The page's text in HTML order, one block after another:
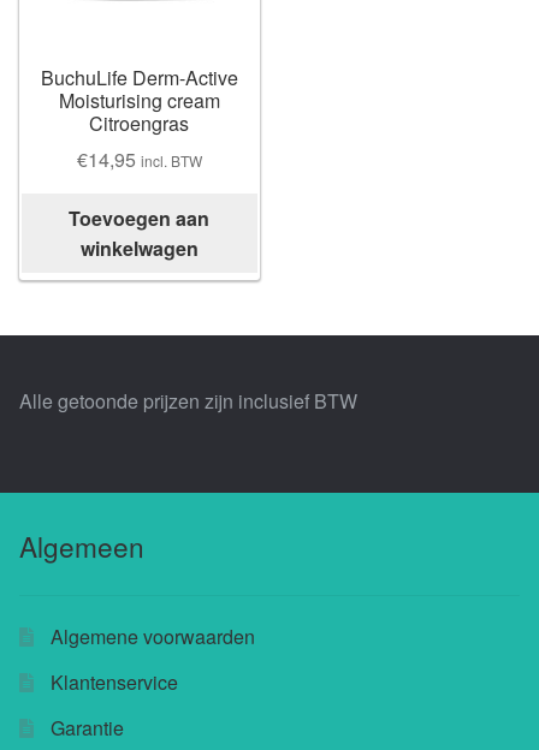
Skimmelberg
Cape Kingdom
Mandela Tea
Buchu.de
Buchu.eu
BuchuLife Derm-Active
Moisturising cream
Citroengras
€14,95 incl. BTW
Toevoegen aan
winkelwagen
Alle getoonde prijzen zijn inclusief BTW
Algemeen
Algemene voorwaarden
Klantenservice
Garantie